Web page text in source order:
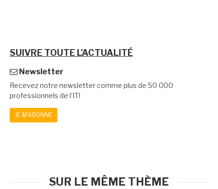
SUIVRE TOUTE L'ACTUALITÉ
Newsletter
Recevez notre newsletter comme plus de 50 000
professionnels de l'IT!
JE M'ABONNE
SUR LE MÊME THÈME